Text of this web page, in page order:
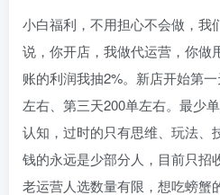
小白福利，不用担心不会做，我
说，你开店，我做代运营，你做
账的利润我抽2%。新店开始第
左右、第三天200单左右。最少
认知，过时的只有思维、玩法、
钱的永远是少部分人，目前只招
老运营人选数量有限，想吃螃蟹